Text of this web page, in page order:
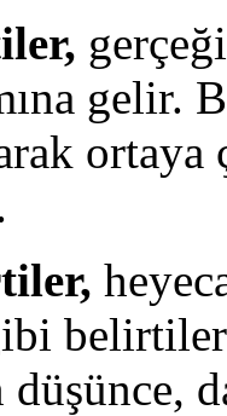
gelir.
ortaya
düşünce,